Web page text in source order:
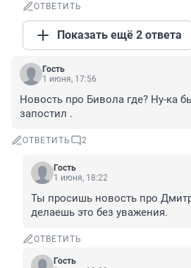
ОТВЕТИТЬ
Показать ещё 2 ответа
Гость
1 июня, 17:56
Новость про Бивола где? Ну-ка
запостил .
ОТВЕТИТЬ 2
Гость
1 июня, 18:22
Ты просишь новость про
делаешь это без уважения.
ОТВЕТИТЬ
Гость